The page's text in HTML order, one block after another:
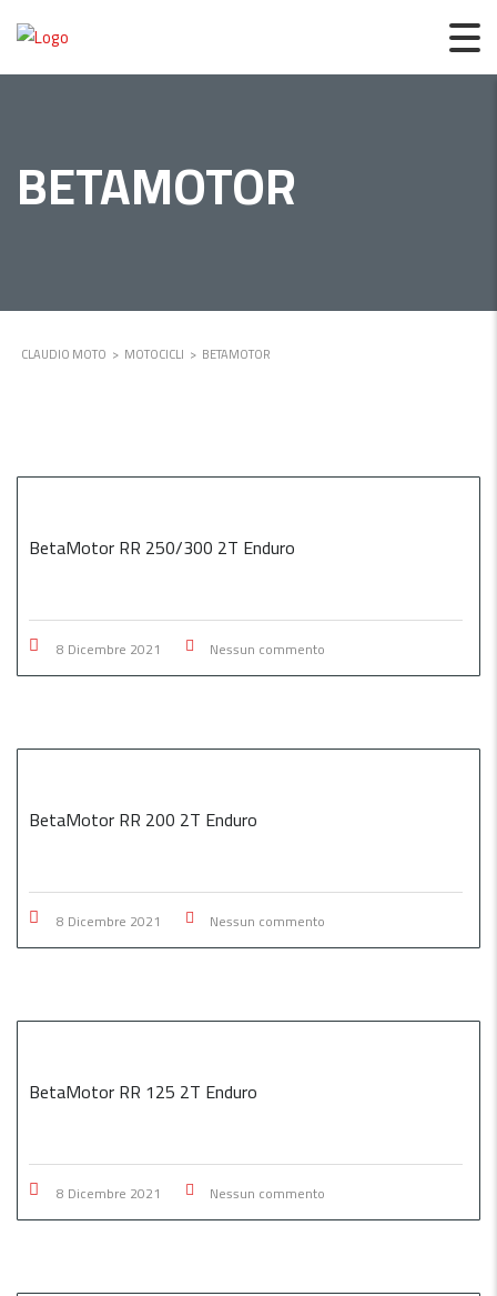
BETAMOTOR
CLAUDIO MOTO > MOTOCICLI > BETAMOTOR
BetaMotor RR 250/300 2T Enduro
8 Dicembre 2021 Nessun commento
BetaMotor RR 200 2T Enduro
8 Dicembre 2021 Nessun commento
BetaMotor RR 125 2T Enduro
8 Dicembre 2021 Nessun commento